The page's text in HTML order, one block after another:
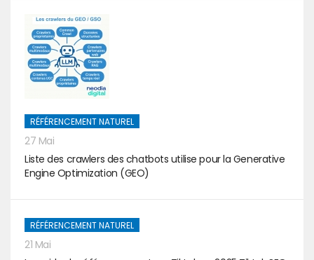
RÉFÉRENCEMENT NATUREL
27 Mai
Liste des crawlers des chatbots utilise pour la Generative
Engine Optimization (GEO)
RÉFÉRENCEMENT NATUREL
21 Mai